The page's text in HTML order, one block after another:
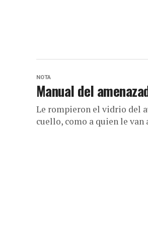
NOTA
Manual del
Le rompieron el vidrio del
cuello, como a quien le van